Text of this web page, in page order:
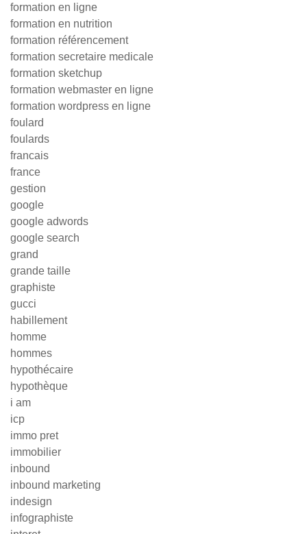
formation en ligne
formation en nutrition
formation référencement
formation secretaire medicale
formation sketchup
formation webmaster en ligne
formation wordpress en ligne
foulard
foulards
francais
france
gestion
google
google adwords
google search
grand
grande taille
graphiste
gucci
habillement
homme
hommes
hypothécaire
hypothèque
i am
icp
immo pret
immobilier
inbound
inbound marketing
indesign
infographiste